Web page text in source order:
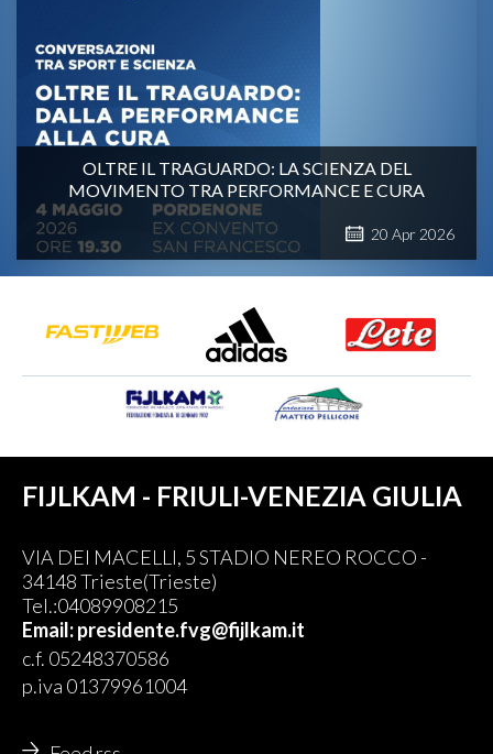
OLTRE IL TRAGUARDO: LA SCIENZA DEL
MOVIMENTO TRA PERFORMANCE E CURA
20 Apr 2026
FIJLKAM - FRIULI-VENEZIA GIULIA
VIA DEI MACELLI, 5 STADIO NEREO ROCCO -
34148 Trieste(Trieste)
Tel.:04089908215
Email: presidente.fvg@fijlkam.it
c.f. 05248370586
p.iva 01379961004